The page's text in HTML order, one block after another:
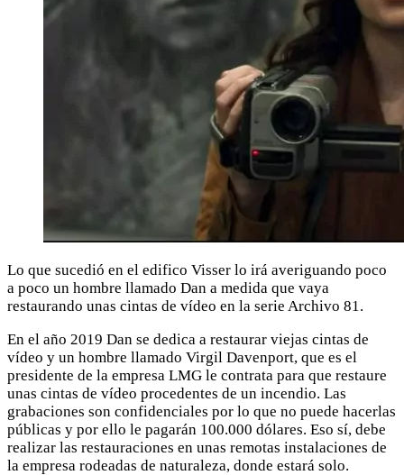
Lo que sucedió en el edifico Visser lo irá averiguando poco
a poco un hombre llamado Dan a medida que vaya
restaurando unas cintas de vídeo en la serie Archivo 81.
En el año 2019 Dan se dedica a restaurar viejas cintas de
vídeo y un hombre llamado Virgil Davenport, que es el
presidente de la empresa LMG le contrata para que restaure
unas cintas de vídeo procedentes de un incendio. Las
grabaciones son confidenciales por lo que no puede hacerlas
públicas y por ello le pagarán 100.000 dólares. Eso sí, debe
realizar las restauraciones en unas remotas instalaciones de
la empresa rodeadas de naturaleza, donde estará solo.